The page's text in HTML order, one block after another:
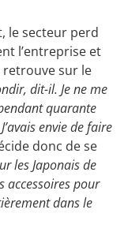
le secteur perd
l’entreprise et
retrouve sur le
dit-il. Je ne me
quarante
envie de faire
donc de se
les Japonais de
accessoires pour
dans le